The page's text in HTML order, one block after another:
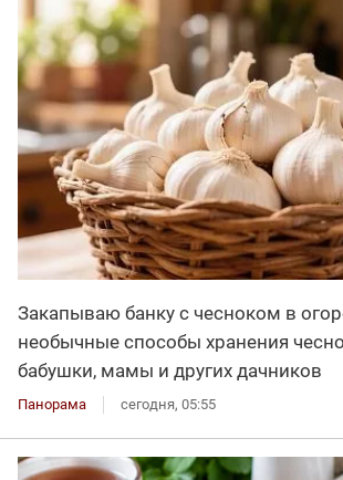
Закапываю банку с чесноком в
необычные способы хранения
бабушки, мамы и других дачников
Панорама сегодня, 05:55